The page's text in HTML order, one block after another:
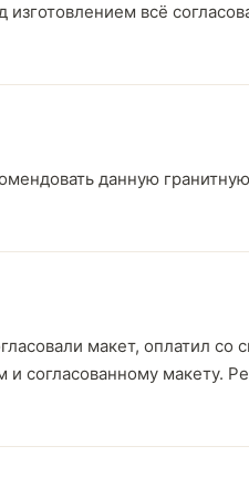
всё
данную
макет, оплатил со
и согласованному макету.